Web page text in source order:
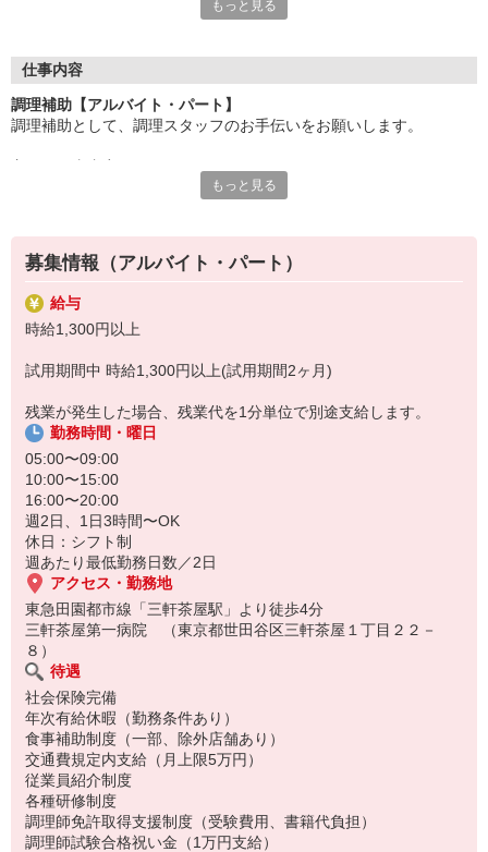
家庭や趣味の都合にも柔軟に対応しますので、お気軽にご相談く
●20代〜50代の幅広い年代のスタッフが活躍中
躍中
入社後は先輩たちが優しくフォローしながら進めますので、
安心してお仕事を始められます。
【会社について】
給食受託の外資系大手企業、コンパスグループ・ジャパン。
全国約1,500ヵ所で「コントラクトフードサービス」を展開して
います
もっと見る
仕事内容
調理補助【アルバイト・パート】
調理補助として、調理スタッフのお手伝いをお願いします。
〇小鉢や付け合わせをお皿に盛り付ける
調理員が調理を行う為、包丁などは基本的には使いません。
料理が苦手、普段は料理をあまりしないという方もご安心下さい♪
盛り付けのお仕事が終わったら、料理提供の準備や洗い場など、
別の担当のお手伝いをお願いすることもあります◎
もっと見る
募集情報（アルバイト・パート）
給与
時給1,300円以上
試用期間中 時給1,300円以上(試用期間2ヶ月)
残業が発生した場合、残業代を1分単位で別途支給します。
勤務時間・曜日
05:00〜09:00
10:00〜15:00
16:00〜20:00
週2日、1日3時間〜OK
休日：シフト制
週あたり最低勤務日数／2日
アクセス・勤務地
東急田園都市線「三軒茶屋駅」より徒歩4分
三軒茶屋第一病院 （東京都世田谷区三軒茶屋１丁目２２－
８）
待遇
社会保険完備
年次有給休暇（勤務条件あり）
食事補助制度（一部、除外店舗あり）
交通費規定内支給（月上限5万円）
従業員紹介制度
各種研修制度
調理師免許取得支援制度（受験費用、書籍代負担）
調理師試験合格祝い金（1万円支給）